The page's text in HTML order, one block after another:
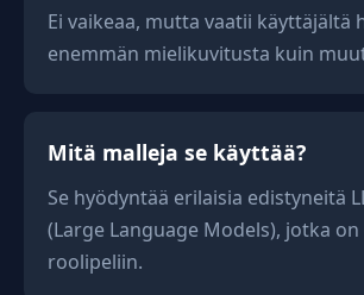
Ei vaikeaa, mutta vaatii käyttäjältä
enemmän mielikuvitusta kuin
Mitä malleja se käyttää?
Se hyödyntää erilaisia edistyneitä
(Large Language Models), jotka
roolipeliin.